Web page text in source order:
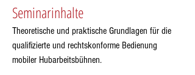
Seminarinhalte
Theoretische und praktische Grundlagen für die
qualifizierte und rechtskonforme Bedienung
mobiler Hubarbeitsbühnen.